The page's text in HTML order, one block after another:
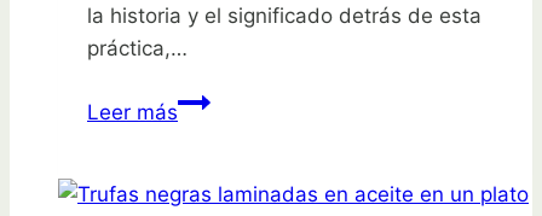
la historia y el significado detrás de esta
práctica,…
Leer másPlanta
con